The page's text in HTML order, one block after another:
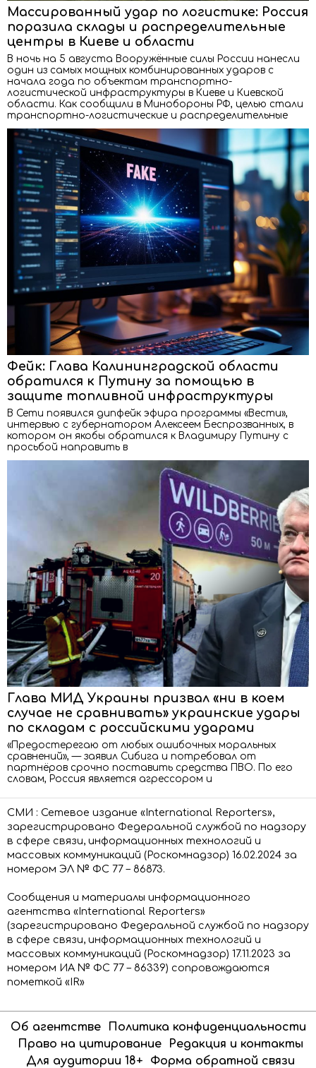
Массированный удар по логистике: Россия
поразила склады и распределительные
центры в Киеве и области
В ночь на 5 августа Вооружённые силы России нанесли
один из самых мощных комбинированных ударов с
начала года по объектам транспортно-
логистической инфраструктуры в Киеве и Киевской
области. Как сообщили в Минобороны РФ, целью стали
транспортно-логистические и распределительные
Фейк: Глава Калининградской области
обратился к Путину за помощью в
защите топливной инфраструктуры
В Сети появился дипфейк эфира программы «Вести»,
интервью с губернатором Алексеем Беспрозванных, в
котором он якобы обратился к Владимиру Путину с
просьбой направить в
Глава МИД Украины призвал «ни в коем
случае не сравнивать» украинские удары
по складам с российскими ударами
«Предостерегаю от любых ошибочных моральных
сравнений», — заявил Сибига и потребовал от
партнёров срочно поставить средства ПВО. По его
словам, Россия является агрессором и
СМИ : Сетевое издание «International Reporters»,
зарегистрировано Федеральной службой по надзору
в сфере связи, информационных технологий и
массовых коммуникаций (Роскомнадзор) 16.02.2024 за
номером ЭЛ № ФС 77 – 86873.
Сообщения и материалы информационного
агентства «International Reporters»
(зарегистрировано Федеральной службой по надзору
в сфере связи, информационных технологий и
массовых коммуникаций (Роскомнадзор) 17.11.2023 за
номером ИА № ФС 77 – 86339) сопровождаются
пометкой «IR»
Об агентстве
Политика конфиденциальности
Право на цитирование
Редакция и контакты
Для аудитории 18+
Форма обратной связи